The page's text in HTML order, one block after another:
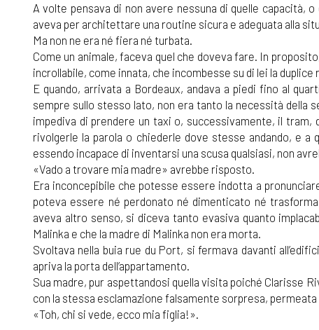
A volte pensava di non avere nessuna di quelle capacità,
aveva per architettare una routine sicura e adeguata alla
Ma non ne era né fiera né turbata.
Come un animale, faceva quel che doveva fare. In
incrollabile, come innata, che incombesse su di lei la duplice
E quando, arrivata a Bordeaux, andava a piedi fino al
sempre sullo stesso lato, non era tanto la necessità della
impediva di prendere un taxi o, successivamente, il
rivolgerle la parola o chiederle dove stesse andando, e
essendo incapace di inventarsi una scusa qualsiasi, non
«Vado a trovare mia madre» avrebbe risposto.
Era inconcepibile che potesse essere indotta a
poteva essere né perdonato né dimenticato né
aveva altro senso, si diceva tanto evasiva quanto
Malinka e che la madre di Malinka non era morta.
Svoltava nella buia rue du Port, si fermava davanti
apriva la porta dell’appartamento.
Sua madre, pur aspettandosi quella visita poiché Clarisse
con la stessa esclamazione falsamente sorpresa,
«Toh, chi si vede, ecco mia figlia!».